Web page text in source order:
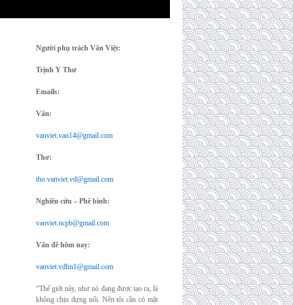
Người phụ trách Văn Việt:
Trịnh Y Thư
Emails:
Văn:
vanviet.van14@gmail.com
Thơ:
tho.vanviet.vd@gmail.com
Nghiên cứu – Phê bình:
vanviet.ncpb@gmail.com
Vấn đề hôm nay:
vanviet.vdhn1@gmail.com
“Thế giới này, như nó đang được tạo ra, là
không chịu đựng nổi. Nên tôi cần có mặt